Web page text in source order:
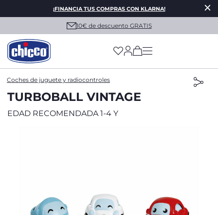
¡FINANCIA TUS COMPRAS CON KLARNA!
10€ de descuento GRATIS
(has more options
Coches de juguete y radiocontroles
TURBOBALL VINTAGE
EDAD RECOMENDADA 1-4 Y